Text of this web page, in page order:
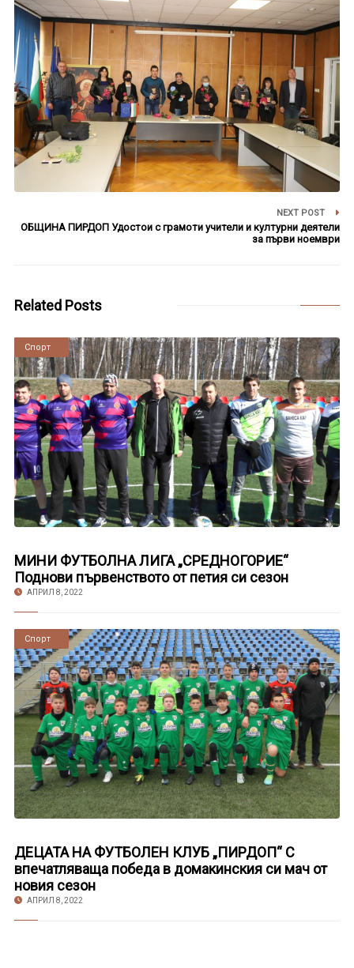
NEXT POST
ОБЩИНА ПИРДОП Удостои с грамоти учители и културни деятели
за първи ноември
Related Posts
Новини
Спорт
МИНИ ФУТБОЛНА ЛИГА „СРЕДНОГОРИЕ“
Поднови първенството от петия си сезон
АПРИЛ 8, 2022
Новини
Спорт
ДЕЦАТА НА ФУТБОЛЕН КЛУБ „ПИРДОП“ С
впечатляваща победа в домакинския си мач от
новия сезон
АПРИЛ 8, 2022